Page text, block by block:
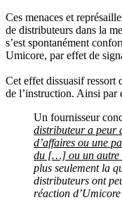
Ces menaces et
de distributeurs dans la
s’est spontanément
Umicore, par effet de
Cet effet dissuasif ressort
de l’instruction. Ainsi par
Un fournisseur
distributeur a peur
d’affaires ou une
du […] ou un autre
plus seulement la
distributeurs ont
réaction d’Umicore